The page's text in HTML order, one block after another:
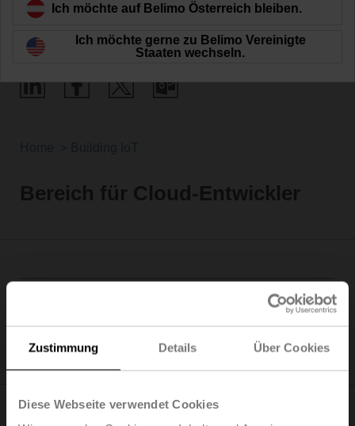
Zustimmung Details Über Cookies
Diese Webseite verwendet Cookies
Bereich für Cloud-Entwickler
This is the live status of our services, please remember
All services operating
Ich möchte auf Belimo Österreich bleiben.
Ich möchte gerne zu Belimo Vereinigte
Staaten wechseln.